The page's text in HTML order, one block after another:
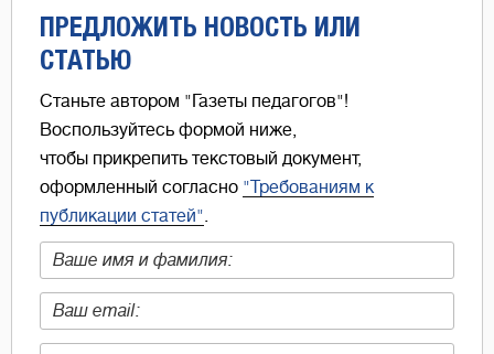
ПРЕДЛОЖИТЬ НОВОСТЬ ИЛИ
СТАТЬЮ
Станьте автором "Газеты педагогов"!
Воспользуйтесь формой ниже,
чтобы прикрепить текстовый документ,
оформленный согласно "Требованиям к
публикации статей"